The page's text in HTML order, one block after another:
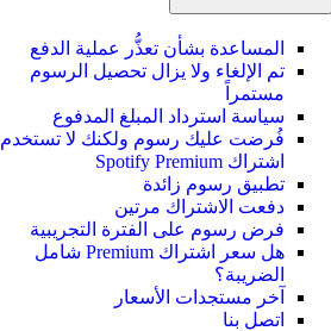
المساعدة بشأن تعذُّر عملية الدفع
تم الإلغاء ولا يزال تحصيل الرسوم
مستمراً
سياسة استرداد المبلغ المدفوع
فُرضت عليك رسوم ولكنك لا تستخدم
اشتراك Spotify Premium
تطبيق رسوم زائدة
دفعت الاشتراك مرتين
فرض رسوم على الفترة التجريبية
هل سعر اشتراك Premium شامل
الضريبة؟
آخر مستجدات الأسعار
اتصل بنا